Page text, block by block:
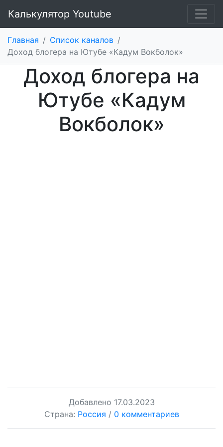
Калькулятор Youtube
Главная / Список каналов /
Доход блогера на Ютубе «Кадум Вокболок»
Доход блогера на
Ютубе «Кадум
Вокболок»
Добавлено 17.03.2023
Страна: Россия / 0 комментариев